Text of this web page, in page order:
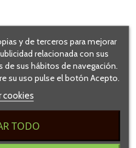
y de terceros para mejorar
relacionada con sus
sus hábitos de navegación.
su uso pulse el botón Acepto.
cookies
TODO